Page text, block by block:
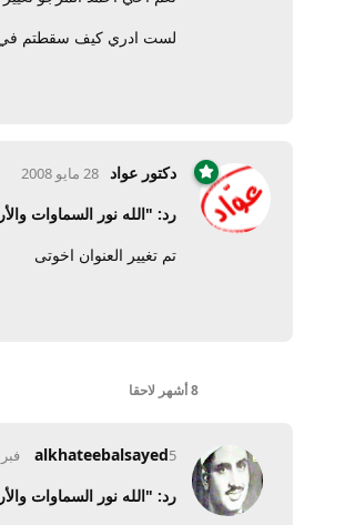
لست ادري كيف سقطتم في
دكتور عواد 28 مايو 2008
رد: "الله نور السماوات
تم تغيير العنوان اخوتى
8 أشهر لاحقا
alkhateebalsayed5 فبراير 2009
رد: "الله نور السماوات